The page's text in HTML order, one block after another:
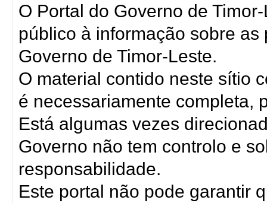
O Portal do Governo de
público à informação sobre
Governo de Timor-Leste.
O material contido neste sítio
é necessariamente completa,
Está algumas vezes
Governo não tem controlo e
responsabilidade.
Este portal não pode garantir